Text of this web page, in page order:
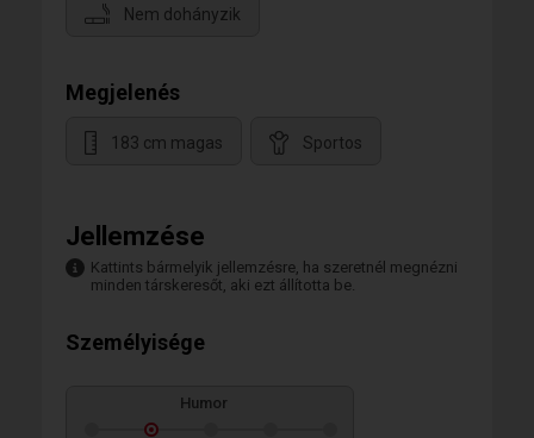
Nem dohányzik
Megjelenés
183 cm magas Sportos
Jellemzése
Kattints bármelyik jellemzésre, ha szeretnél megnézni
minden társkeresőt, aki ezt állította be.
Személyisége
Humor